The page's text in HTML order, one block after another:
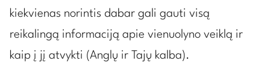
kiekvienas norintis dabar gali gauti visą
reikalingą informaciją apie vienuolyno veiklą ir
kaip į jį atvykti (Anglų ir Tajų kalba).